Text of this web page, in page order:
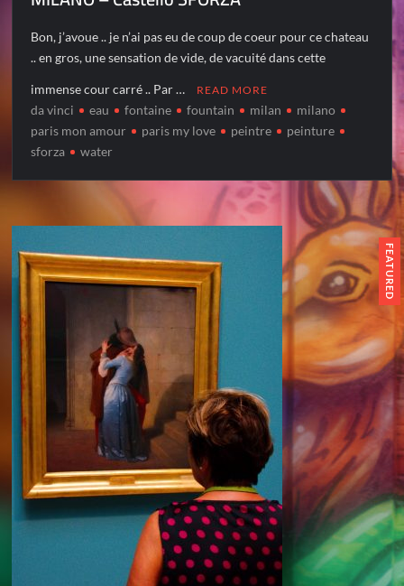
Bon, j’avoue .. je n’ai pas eu de coup de coeur pour ce chateau
.. en gros, une sensation de vide, de vacuité dans cette
immense cour carré .. Par … READ MORE
da vinci eau fontaine fountain milan
milano
paris mon amour
paris my love peintre
peinture
sforza
water
FEATURED